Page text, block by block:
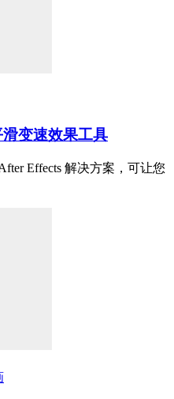
变速效果工具
Effects 解决方案，可让您